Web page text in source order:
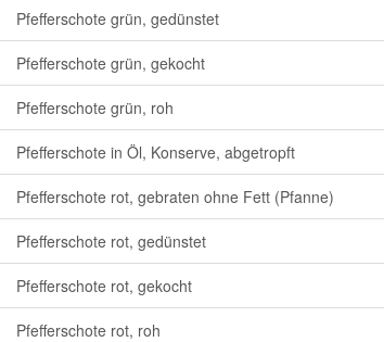
Pfefferschote grün, gedünstet
Pfefferschote grün, gekocht
Pfefferschote grün, roh
Pfefferschote in Öl, Konserve, abgetropft
Pfefferschote rot, gebraten ohne Fett (Pfanne)
Pfefferschote rot, gedünstet
Pfefferschote rot, gekocht
Pfefferschote rot, roh